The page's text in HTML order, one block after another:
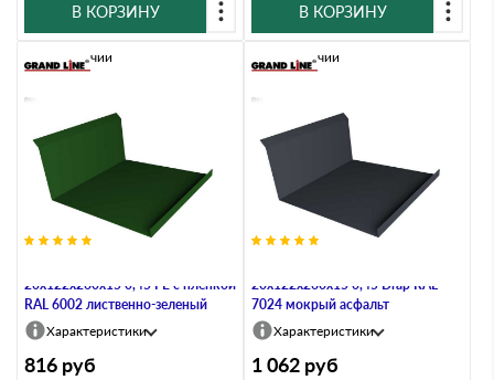
В КОРЗИНУ В КОРЗИНУ
20х122х260х15 0,45 PE с пленкой
RAL 6002 лиственно-зеленый
В наличии
Характеристики
816 руб
20х122х260х15 0,45 Drap RAL
7024 мокрый асфальт
В наличии
Характеристики
1 062 руб